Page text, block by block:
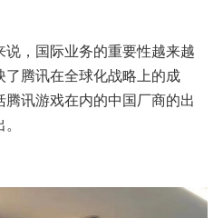
，国际业务的重要性越来越
腾讯在全球化战略上的成
讯游戏在内的中国厂商的出